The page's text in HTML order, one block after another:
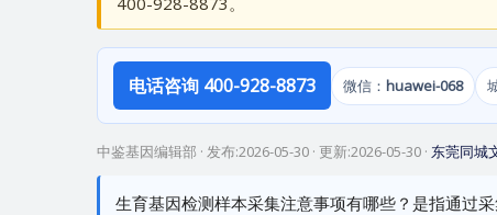
电话咨询 400-928-8873 微信： huawei-068
中鉴基因编辑部 · 发布:2026-05-30 · 更新:2026-05-30 · 东莞同城
生育基因检测样本采集注意事项有哪些？是指通过